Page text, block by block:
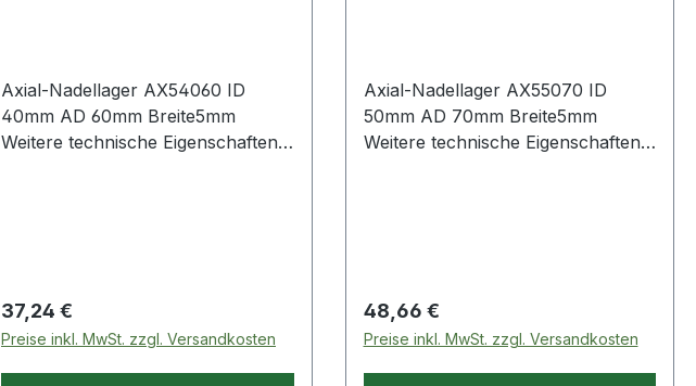
Axial-Nadellager AX54060 ID
40mm AD 60mm Breite5mm
Weitere technische Eigenschaften: ·
Regulärer Preis:
37,24 €
Preise inkl. MwSt. zzgl. Versandkosten
Axial-Nadellager AX55070 ID
50mm AD 70mm Breite5mm
Weitere technische Eigenschaften: ·
Regulärer Preis:
48,66 €
Preise inkl. MwSt. zzgl. Versandkosten